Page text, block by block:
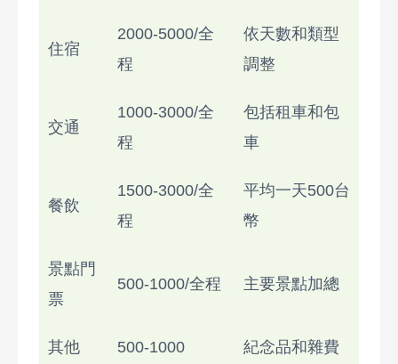
住宿
2000-5000/全
程
依天數和類型
調整
交通
1000-3000/全
程
包括租車和包
車
餐飲
1500-3000/全
程
平均一天500台
幣
景點門
票
500-1000/全程 主要景點加總
其他 500-1000 紀念品和雜費